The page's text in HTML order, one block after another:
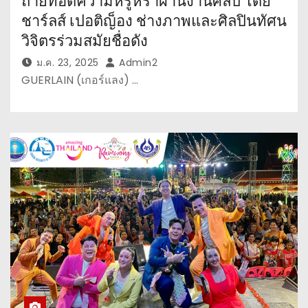
ชาร์ลส์ เปอติญ็อง ช่างภาพและศิลปินทัศน
วิจิตรร่วมสมัยชื่อดัง
ม.ค. 23, 2025 Admin2
GUERLAIN (เกอร์แลง) …